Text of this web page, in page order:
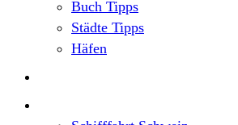
Buch Tipps
Städte Tipps
Häfen